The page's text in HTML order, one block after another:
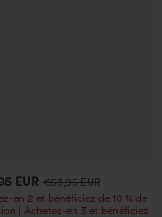
EUR €53,95 EUR
en 2 et bénéficiez de 10 % de
| Achetez-en 3 et bénéficiez